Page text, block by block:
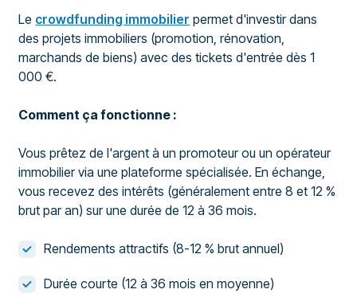
Le crowdfunding immobilier permet d'investir dans
des projets immobiliers (promotion, rénovation,
marchands de biens) avec des tickets d'entrée dès 1
000 €.
Comment ça fonctionne :
Vous prêtez de l'argent à un promoteur ou un opérateur
immobilier via une plateforme spécialisée. En échange,
vous recevez des intérêts (généralement entre 8 et 12 %
brut par an) sur une durée de 12 à 36 mois.
Rendements attractifs (8-12 % brut annuel)
Durée courte (12 à 36 mois en moyenne)